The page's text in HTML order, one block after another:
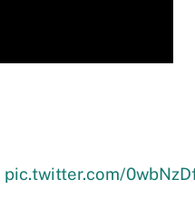
pic.twitter.com/